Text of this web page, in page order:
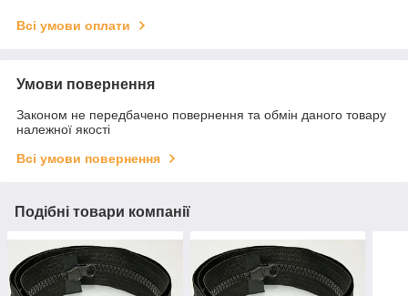
Всі умови оплати
Умови повернення
Законом не передбачено повернення та обмін даного товару
належної якості
Всі умови повернення
Подібні товари компанії